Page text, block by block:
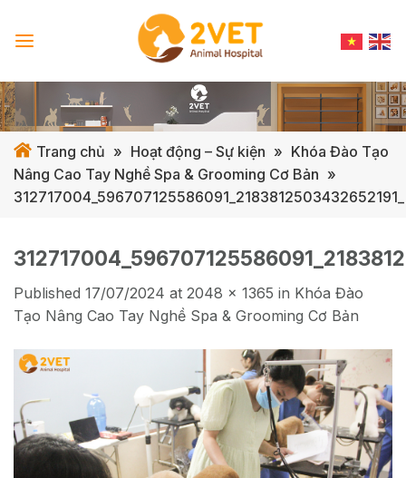
Trang chủ » Hoạt động – Sự kiện » Khóa Đào Tạo
Nâng Cao Tay Nghề Spa & Grooming Cơ Bản »
Published 17/07/2024 at 2048 × 1365 in Khóa Đào
Tạo Nâng Cao Tay Nghề Spa & Grooming Cơ Bản